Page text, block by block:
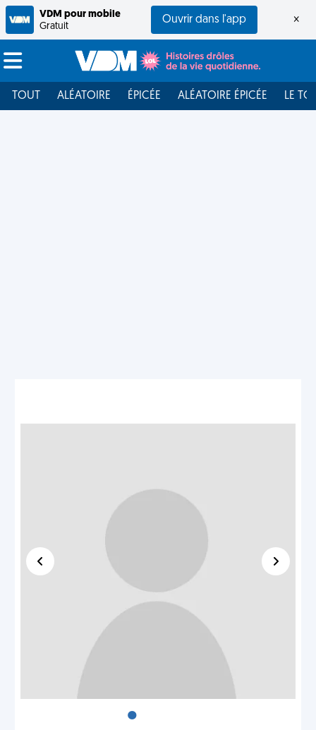
VDM pour mobile
Gratuit
Ouvrir dans l'app ×
TOUT ALÉATOIRE ÉPICÉE ALÉATOIRE ÉPICÉE LE
•